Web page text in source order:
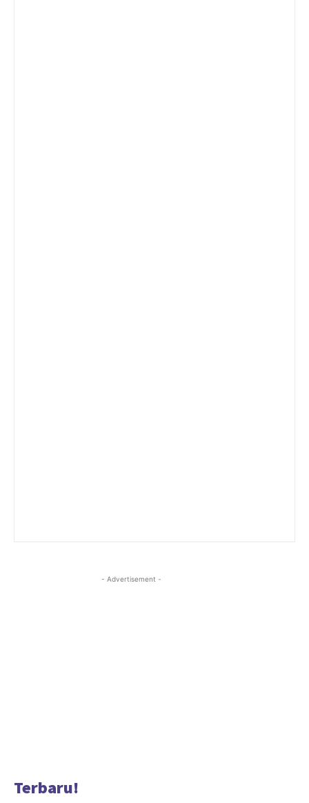
- Advertisement -
Terbaru!